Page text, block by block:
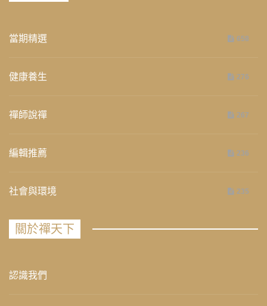
當期精選 658
健康養生 276
禪師說禪 267
編輯推薦 236
社會與環境 235
關於禪天下
認識我們